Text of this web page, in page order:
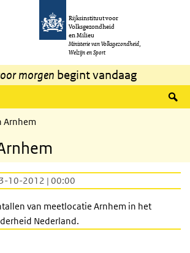
inhoud gaan
Rijksinstituut voor
Volksgezondheid
en Milieu
Ministerie van Volksgezondheid,
Welzijn en Sport
morgen begint vandaag
Arnhem
10-2012 | 00:00
van meetlocatie Arnhem in het
Nederland.